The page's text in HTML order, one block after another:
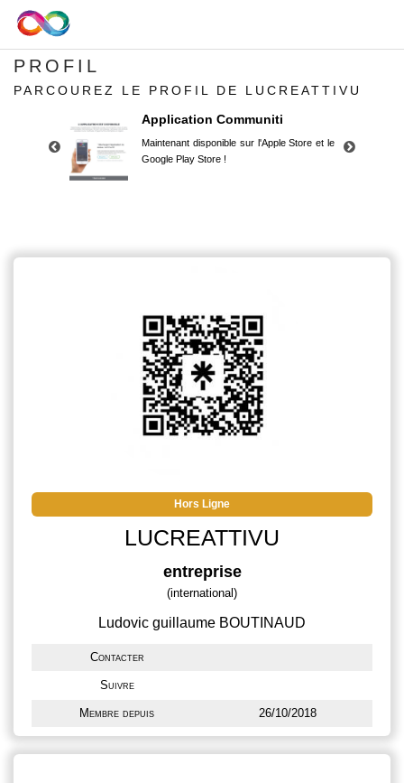
PROFIL
PARCOUREZ LE PROFIL DE LUCREATTIVU
Application Communiti
Maintenant disponible sur l'Apple Store et le
Google Play Store !
Hors Ligne
LUCREATTIVU
entreprise
(international)
Ludovic guillaume BOUTINAUD
Contacter
Suivre
Membre depuis 26/10/2018